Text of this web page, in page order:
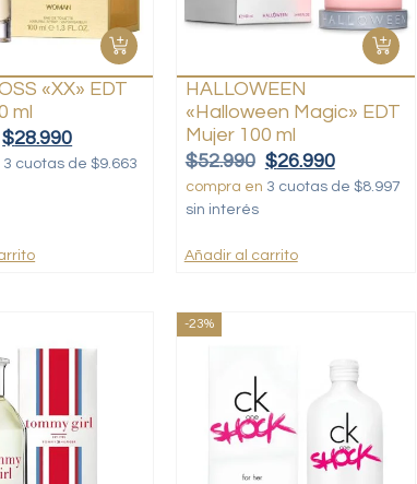
«XX» EDT
ml
$28.990
3 cuotas de $9.663
HALLOWEEN
«Halloween Magic» EDT
Mujer 100 ml
$52.990 $26.990
compra en 3 cuotas de $8.997
sin interés
Añadir al carrito
-23%